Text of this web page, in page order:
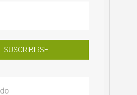
SUSCRIBIRSE